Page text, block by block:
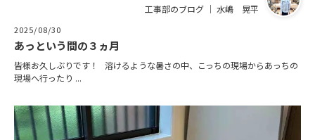
工事部のブログ ｜ 水嶋 晃平
2025/08/30
あっという間の３ヵ月
皆様お久しぶりです！ 溶けるような暑さの中、こっちの現場からあっちの
現場へ行ったり ...